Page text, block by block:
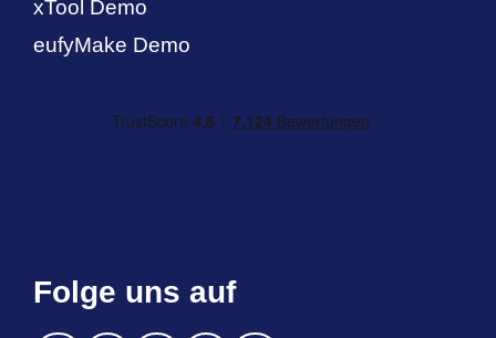
xTool Demo
eufyMake Demo
Folge uns auf